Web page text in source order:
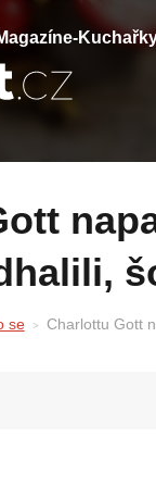
e-
se Charlottu Gott